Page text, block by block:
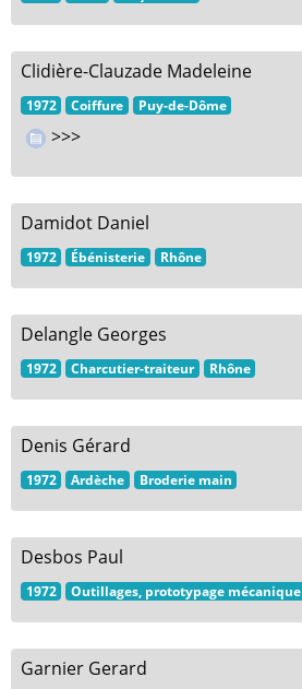
Clidière-Clauzade Madeleine
1972 Coiffure Puy-de-Dôme
>>>
Damidot Daniel
1972 Ébénisterie Rhône
Delangle Georges
1972 Charcutier-traiteur Rhône
Denis Gérard
1972 Ardèche Broderie main
Desbos Paul
1972 Outillages, prototypage mécanique
Garnier Gerard